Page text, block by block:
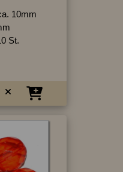
10mm
St.